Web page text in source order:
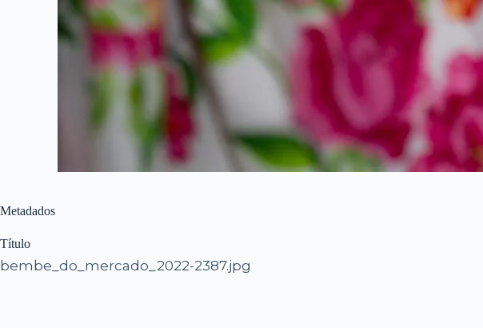
Metadados
Título
bembe_do_mercado_2022-2387.jpg